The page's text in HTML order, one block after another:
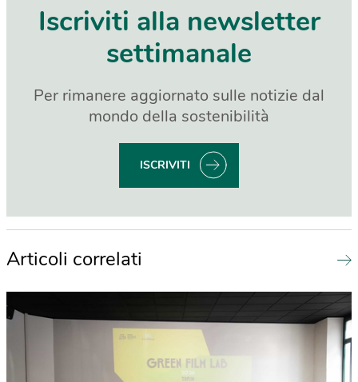
Iscriviti alla newsletter
settimanale
Per rimanere aggiornato sulle notizie dal
mondo della sostenibilità
ISCRIVITI
Articoli correlati